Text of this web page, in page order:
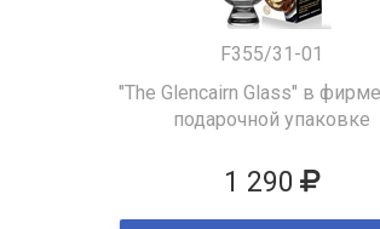
F355/31-01
"The Glencairn Glass" в
подарочной упаковке
1 290